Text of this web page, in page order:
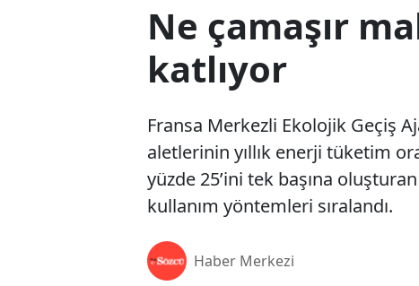
Ne çamaşır
katlıyor
Fransa Merkezli Ekolojik Geçiş
aletlerinin yıllık enerji tüketim
yüzde 25’ini tek başına
kullanım yöntemleri sıralandı.
Haber Merkezi